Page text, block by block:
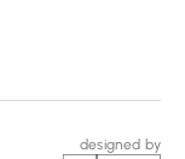
designed by